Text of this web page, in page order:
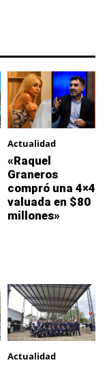
Actualidad
«Raquel
Graneros
compró una 4×4
valuada en $80
millones»
Actualidad